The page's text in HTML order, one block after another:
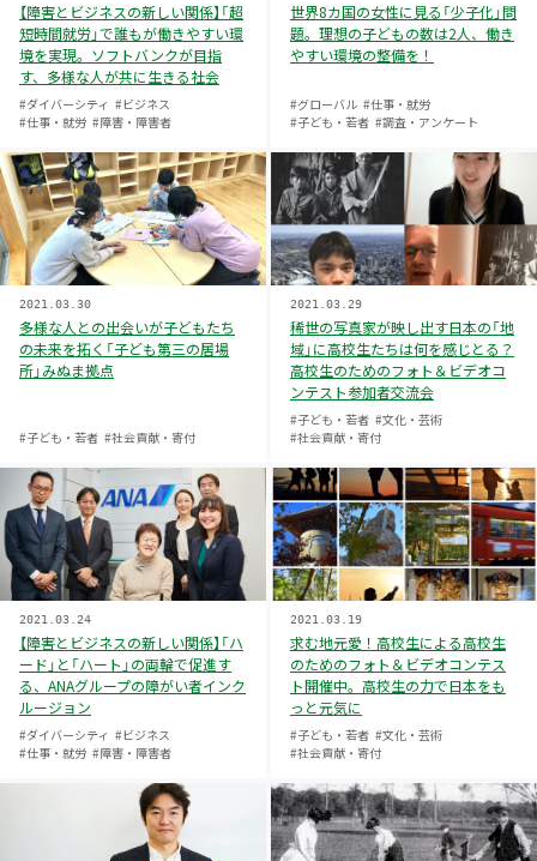
【障害とビジネスの新しい関係】「超
短時間就労」で誰もが働きやすい環
境を実現。ソフトバンクが目指
す、多様な人が共に生きる社会
#ダイバーシティ #ビジネス
#仕事・就労 #障害・障害者
世界8カ国の女性に見る「少子化」問
題。理想の子どもの数は2人、働き
やすい環境の整備を！
#グローバル #仕事・就労
#子ども・若者 #調査・アンケート
多様な人との出会いが子どもたち
の未来を拓く「子ども第三の居場
所」みぬま拠点
2021.03.30
#子ども・若者 #社会貢献・寄付
稀世の写真家が映し出す日本の「地
域」に高校生たちは何を感じとる？
高校生のためのフォト＆ビデオコ
ンテスト参加者交流会
2021.03.29
#子ども・若者 #文化・芸術
#社会貢献・寄付
【障害とビジネスの新しい関係】「ハ
ード」と「ハート」の両輪で促進す
る、ANAグループの障がい者インク
ルージョン
2021.03.24
#ダイバーシティ #ビジネス
#仕事・就労 #障害・障害者
求む地元愛！高校生による高校生
のためのフォト＆ビデオコンテス
ト開催中。高校生の力で日本をも
っと元気に
2021.03.19
#子ども・若者 #文化・芸術
#社会貢献・寄付